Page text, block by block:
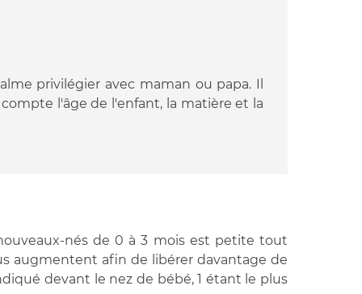
privilégier avec maman ou papa. Il
l'âge de l'enfant, la matière et la
nés de 0 à 3 mois est petite tout
augmentent afin de libérer davantage de
devant le nez de bébé, 1 étant le plus